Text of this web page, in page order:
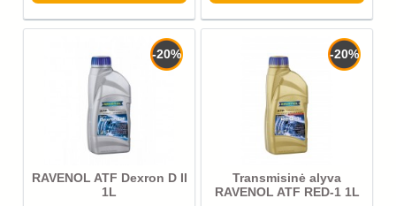
-20%
RAVENOL ATF Dexron D II
1L
-20%
Transmisinė alyva
RAVENOL ATF RED-1 1L